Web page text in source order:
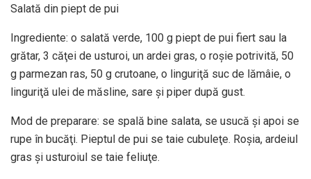
Salată din piept de pui
Ingrediente: o salată verde, 100 g piept de pui fiert sau la
grătar, 3 căţei de usturoi, un ardei gras, o roşie potrivită, 50
g parmezan ras, 50 g crutoane, o linguriţă suc de lămâie, o
linguriţă ulei de măsline, sare şi piper după gust.
Mod de preparare: se spală bine salata, se usucă şi apoi se
rupe în bucăţi. Pieptul de pui se taie cubuleţe. Roşia, ardeiul
gras şi usturoiul se taie feliuţe.